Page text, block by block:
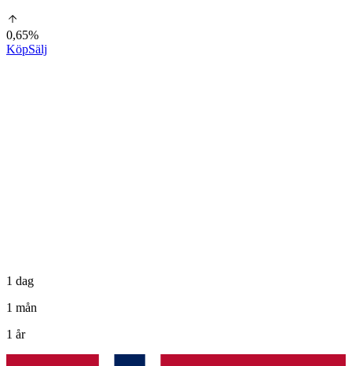
0,65%
KöpSälj
1 dag
1 mån
1 år